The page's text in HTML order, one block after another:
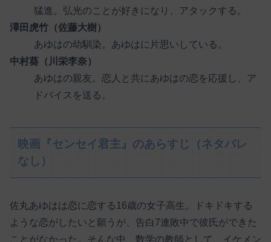
猛進。弘光のことが好きになり、アタックする。
澤田虎竹（佐藤大樹）
あゆはの幼馴染。あゆはに片思いしている。
中村葵（川栄李奈）
あゆはの親友。恋人と共にあゆはの恋を応援し、ア
ドバイスを送る。
映画『センセイ君主』のあらすじ（ネタバレ
なし）
佐丸あゆはは恋に恋する16歳の女子高生。ドキドキする
ような恋がしたいと願うが、告白7連敗中で彼氏ができた
ことがなかった。そんな中、数学の教師として、イケメン